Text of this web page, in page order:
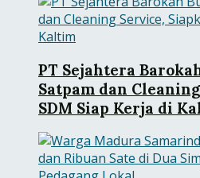
PT Sejahtera
Satpam dan
SDM Siap Kerja di